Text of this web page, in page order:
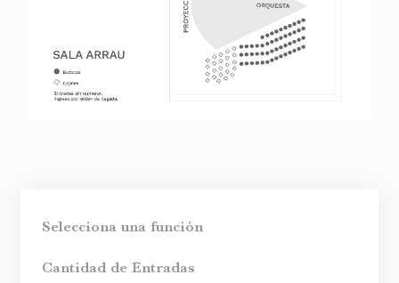
Selecciona una función
Cantidad de Entradas